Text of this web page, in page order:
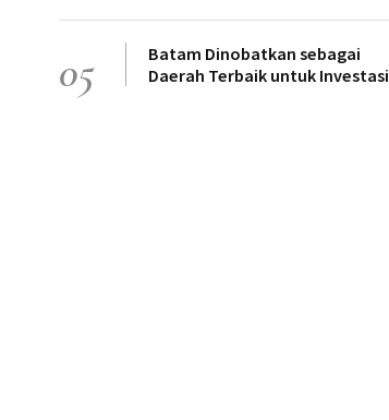
05
Batam Dinobatkan sebagai
Daerah Terbaik untuk Investasi